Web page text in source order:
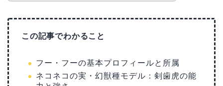
この記事でわかること
フー・フーの基本プロフィールと所属
ネコネコの実・幻獣種モデル：剣歯虎の能